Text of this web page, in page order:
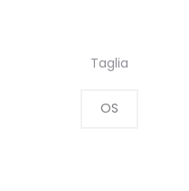
originale
era:
Taglia
OS